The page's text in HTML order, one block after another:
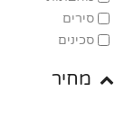
סירים
סכינים
מחיר